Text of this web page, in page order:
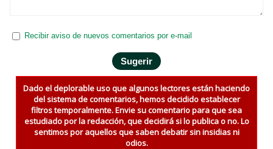
Recibir aviso de nuevos comentarios por e-mail
Dado el deplorable uso que algunos lectores están haciendo
del sistema de comentarios, hemos decidido establecer
filtros temporalmente. Envie su comentario para que sea
estudiado por la redacción, que decidirá si lo publica o no. Lo
sentimos por aquellos que saben debatir sin insidias ni
odios.